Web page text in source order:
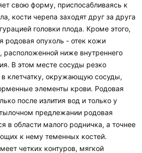
свою форму, приспосабливаясь к
кости черепа заходят друг за друга
головки плода. Кроме этого,
родовая опухоль - отек кожи
расположенной ниже внутреннего
В этом месте сосуды резко
клетчатку, окружающую сосуды,
элементы крови. Родовая
после излития вод и только у
предлежании родовая
в области малого родничка, а точнее
к нему теменных костей.
четких контуров, мягкой